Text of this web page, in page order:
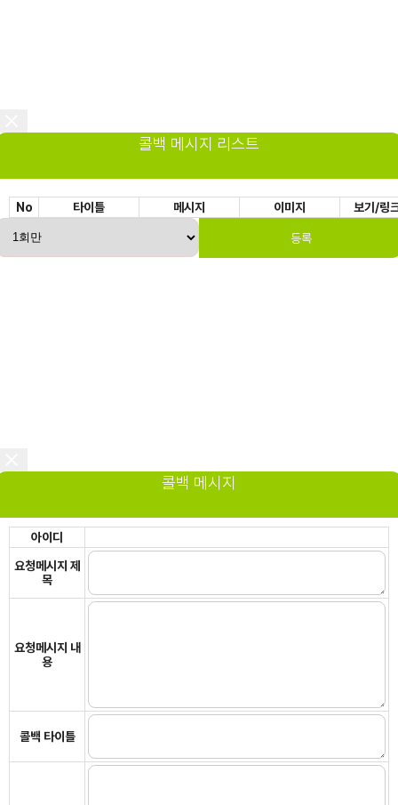
콜백 메시지 리스트
No 타이틀 메시지 이미지 보기/링
등록
콜백 메시지
아이디
요청메시지 제
목
요청메시지 내
용
콜백 타이틀